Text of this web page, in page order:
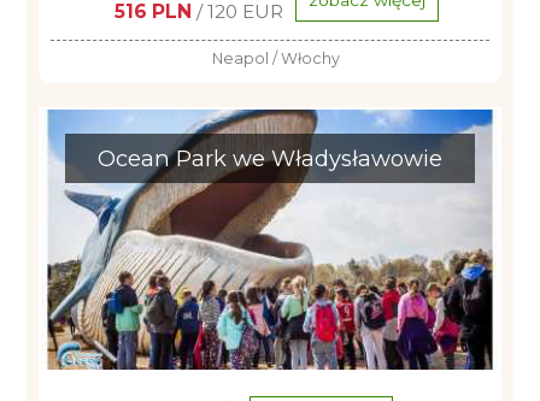
516 PLN / 120 EUR
Neapol / Włochy
Ocean Park we Władysławowie